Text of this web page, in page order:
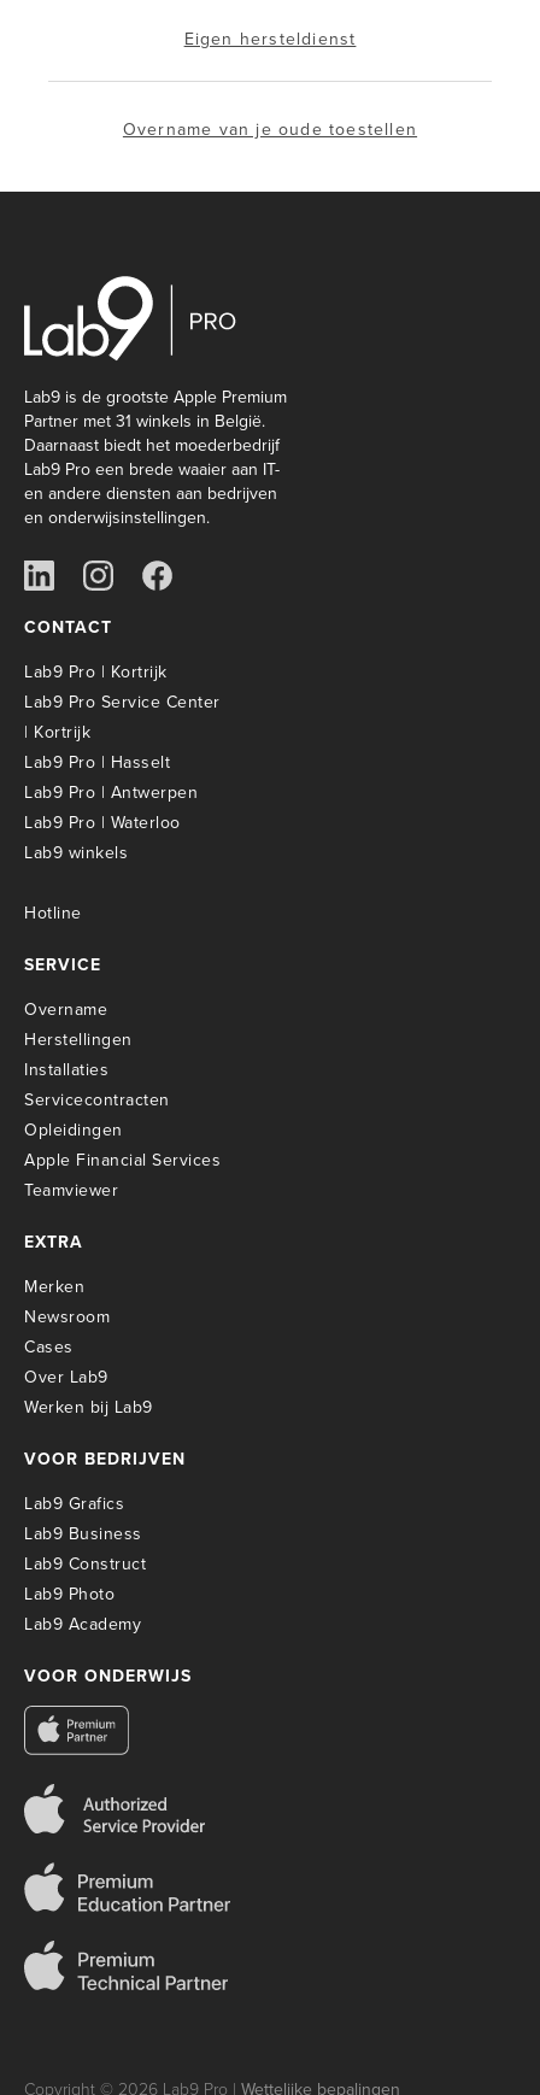
Eigen hersteldienst
Overname van je oude toestellen
Lab9 is de grootste Apple Premium
Partner met 31 winkels in België.
Daarnaast biedt het moederbedrijf
Lab9 Pro een brede waaier aan IT-
en andere diensten aan bedrijven
en onderwijsinstellingen.
CONTACT
Lab9 Pro | Kortrijk
Lab9 Pro Service Center
| Kortrijk
Lab9 Pro | Hasselt
Lab9 Pro | Antwerpen
Lab9 Pro | Waterloo
Lab9 winkels
Hotline
SERVICE
Overname
Herstellingen
Installaties
Servicecontracten
Opleidingen
Apple Financial Services
Teamviewer
EXTRA
Merken
Newsroom
Cases
Over Lab9
Werken bij Lab9
VOOR BEDRIJVEN
Lab9 Grafics
Lab9 Business
Lab9 Construct
Lab9 Photo
Lab9 Academy
VOOR ONDERWIJS
Copyright © 2026 Lab9 Pro | Wettelijke bepalingen